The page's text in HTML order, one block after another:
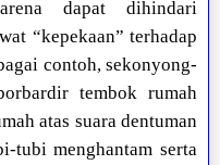
dapat dihindari
“kepekaan” terhadap
contoh, sekonyong-
tembok rumah
atas suara dentuman
tubi menghantam serta